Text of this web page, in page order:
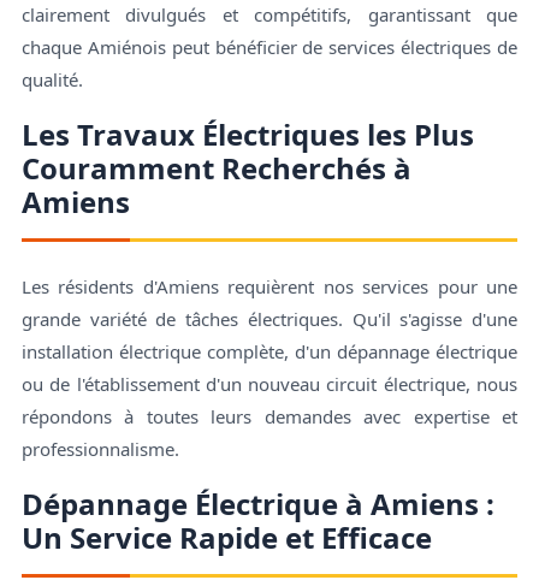
clairement divulgués et compétitifs, garantissant que
chaque Amiénois peut bénéficier de services électriques de
qualité.
Les Travaux Électriques les Plus
Couramment Recherchés à
Amiens
Les résidents d'Amiens requièrent nos services pour une
grande variété de tâches électriques. Qu'il s'agisse d'une
installation électrique complète, d'un dépannage électrique
ou de l'établissement d'un nouveau circuit électrique, nous
répondons à toutes leurs demandes avec expertise et
professionnalisme.
Dépannage Électrique à Amiens :
Un Service Rapide et Efficace